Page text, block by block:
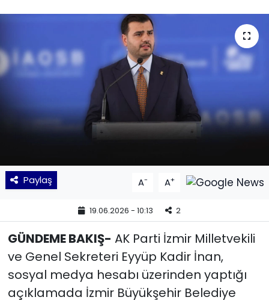
Paylaş A- A+
19.06.2026 - 10:13 2
GÜNDEME BAKIŞ- AK Parti İzmir Milletvekili
ve Genel Sekreteri Eyyüp Kadir İnan,
sosyal medya hesabı üzerinden yaptığı
açıklamada İzmir Büyükşehir Belediye
Siyaset
TEKNOLOJİ
YEREL POLİTİKA
YEREL YÖNETİMLER
Yurt